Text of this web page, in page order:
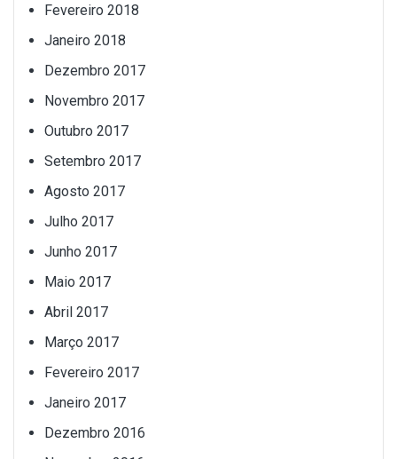
Fevereiro 2018
Janeiro 2018
Dezembro 2017
Novembro 2017
Outubro 2017
Setembro 2017
Agosto 2017
Julho 2017
Junho 2017
Maio 2017
Abril 2017
Março 2017
Fevereiro 2017
Janeiro 2017
Dezembro 2016